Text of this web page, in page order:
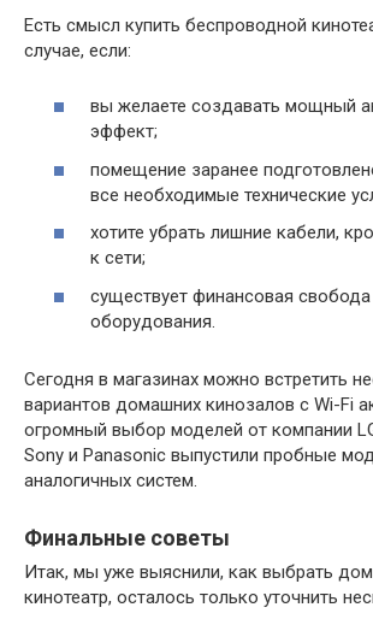
Есть смысл купить беспроводной
случае, если:
вы желаете создавать мощный
эффект;
помещение заранее
все необходимые технические
хотите убрать лишние кабели,
к сети;
существует финансовая свобода
оборудования.
Сегодня в магазинах можно встретить
вариантов домашних кинозалов с Wi-Fi
огромный выбор моделей от компании
Sony и Panasonic выпустили пробные
аналогичных систем.
Финальные советы
Итак, мы уже выяснили, как выбрать
кинотеатр, осталось только уточнить